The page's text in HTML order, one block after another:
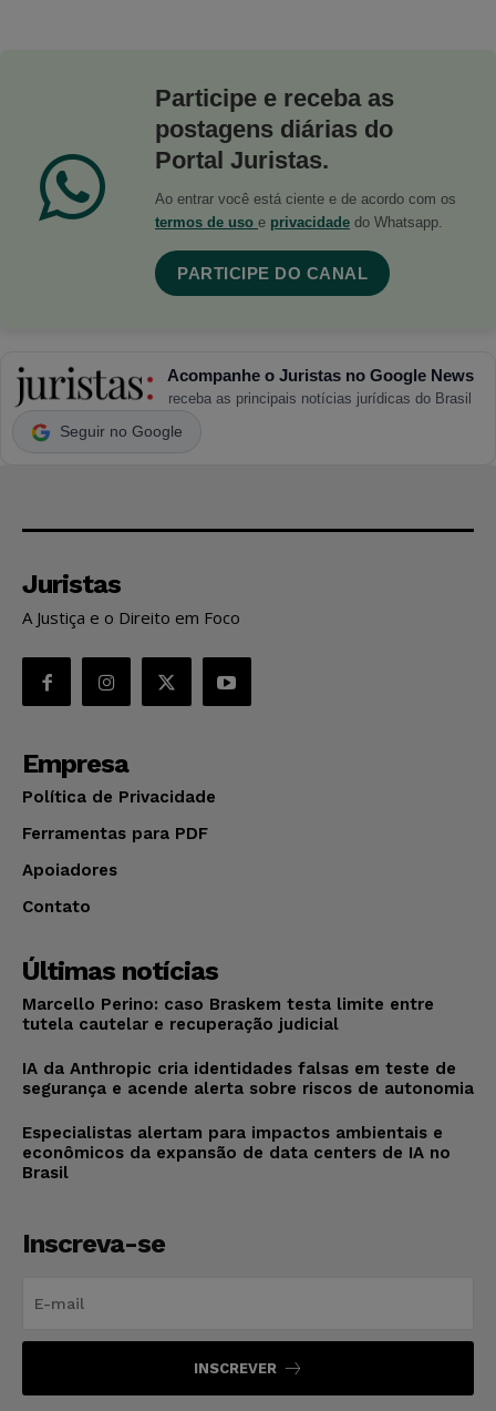
Participe e receba as
postagens diárias do
Portal Juristas.
Ao entrar você está ciente e de acordo com os
termos de uso e privacidade do Whatsapp.
PARTICIPE DO CANAL
Acompanhe o Juristas no Google News
receba as principais notícias jurídicas do Brasil
Seguir no Google
Juristas
A Justiça e o Direito em Foco
Empresa
Política de Privacidade
Ferramentas para PDF
Apoiadores
Contato
Últimas notícias
Marcello Perino: caso Braskem testa limite entre
tutela cautelar e recuperação judicial
IA da Anthropic cria identidades falsas em teste de
segurança e acende alerta sobre riscos de autonomia
Especialistas alertam para impactos ambientais e
econômicos da expansão de data centers de IA no
Brasil
Inscreva-se
INSCREVER